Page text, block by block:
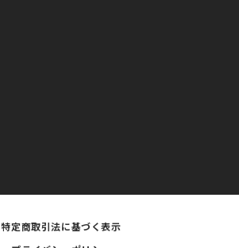
特定商取引法に基づく表示